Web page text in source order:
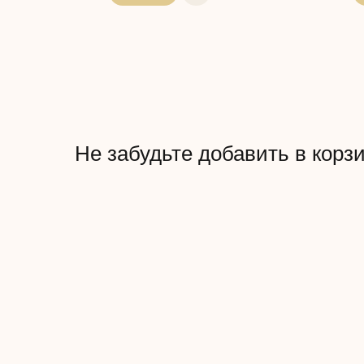
Не забудьте добавить в